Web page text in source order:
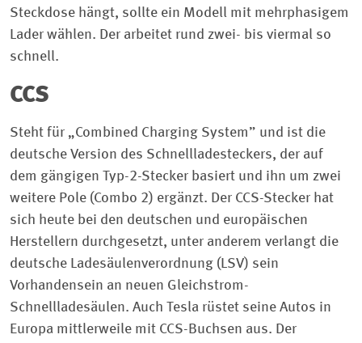
Steckdose hängt, sollte ein Modell mit mehrphasigem
Lader wählen. Der arbeitet rund zwei- bis viermal so
schnell.
CCS
Steht für „Combined Charging System” und ist die
deutsche Version des Schnellladesteckers, der auf
dem gängigen Typ-2-Stecker basiert und ihn um zwei
weitere Pole (Combo 2) ergänzt. Der CCS-Stecker hat
sich heute bei den deutschen und europäischen
Herstellern durchgesetzt, unter anderem verlangt die
deutsche Ladesäulenverordnung (LSV) sein
Vorhandensein an neuen Gleichstrom-
Schnellladesäulen. Auch Tesla rüstet seine Autos in
Europa mittlerweile mit CCS-Buchsen aus. Der